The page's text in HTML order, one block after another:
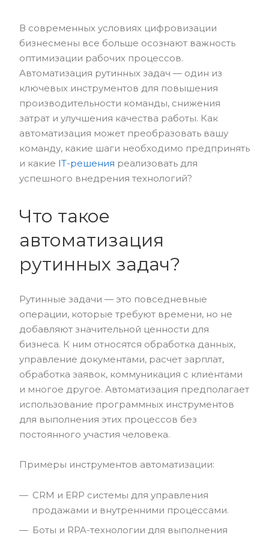
В современных условиях цифровизации
бизнесмены все больше осознают важность
оптимизации рабочих процессов.
Автоматизация рутинных задач — один из
ключевых инструментов для повышения
производительности команды, снижения
затрат и улучшения качества работы. Как
автоматизация может преобразовать вашу
команду, какие шаги необходимо предпринять
и какие IT-решения реализовать для
успешного внедрения технологий?
Что такое
автоматизация
рутинных задач?
Рутинные задачи — это повседневные
операции, которые требуют времени, но не
добавляют значительной ценности для
бизнеса. К ним относятся обработка данных,
управление документами, расчет зарплат,
обработка заявок, коммуникация с клиентами
и многое другое. Автоматизация предполагает
использование программных инструментов
для выполнения этих процессов без
постоянного участия человека.
Примеры инструментов автоматизации:
CRM и ERP системы для управления
продажами и внутренними процессами.
Боты и RPA-технологии для выполнения